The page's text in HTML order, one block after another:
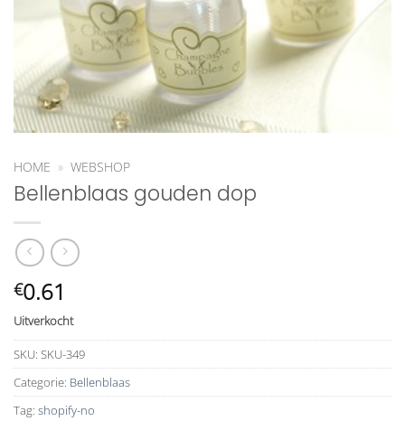
HOME » WEBSHOP
Bellenblaas gouden dop
€0.61
Uitverkocht
SKU: SKU-349
Categorie: Bellenblaas
Tag: shopify-no